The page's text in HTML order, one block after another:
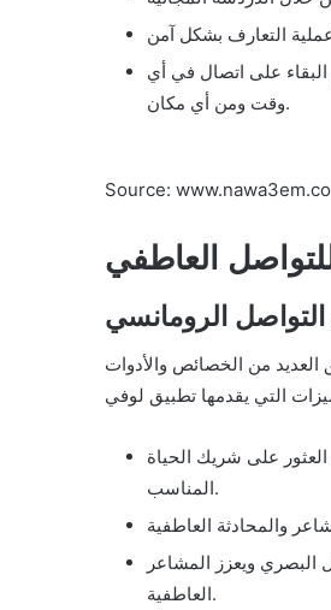
البقاء على اتصال في أي
وقت ومن أي مكان.
Source:
العاطفي
الرومانسي
من الخصائص والأدوات
على شريك الحياة
المناسب.
البصري ويعزز المشاعر
العاطفية.